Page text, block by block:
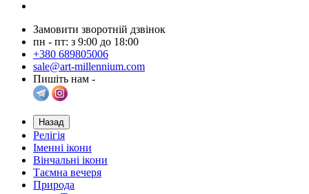
Замовити зворотній дзвінок
пн - пт: з 9:00 до 18:00
+380 689805006
sale@art-millennium.com
Пишіть нам -
Назад
Релігія
Іменні ікони
Вінчальні ікони
Таємна вечеря
Природа